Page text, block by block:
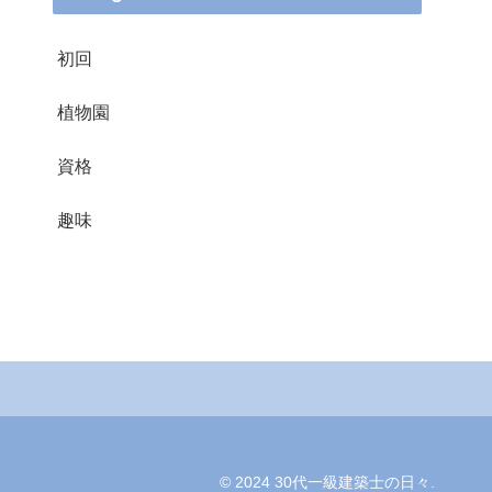
初回
植物園
資格
趣味
© 2024 30代一級建築士の日々.